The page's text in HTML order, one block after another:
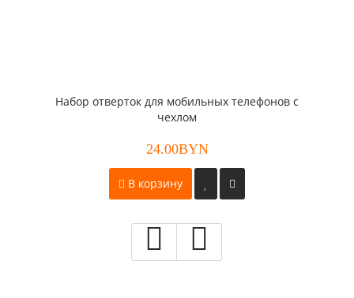
Набор отверток для мобильных телефонов с
чехлом
24.00BYN
В корзину